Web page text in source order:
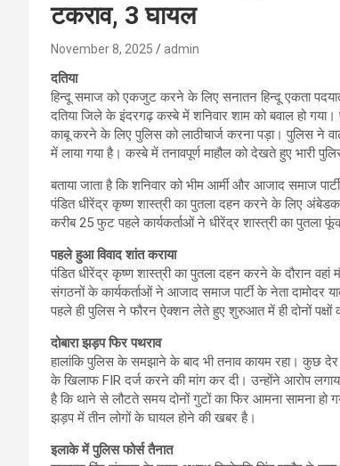
टकराव, 3 घायल
November 8, 2025 admin
दतिया
हिन्दू समाज को एकजुट करने के लिए सनातन हिन्दू एकता
दतिया जिले के इंदरगढ़ कस्बे में शनिवार शाम को बवाल हो
काबू करने के लिए पुलिस को लाठीचार्ज करना पड़ा। पुलिस ने
में लाया गया है। कस्बे में तनावपूर्ण माहौल को देखते हुए भारी
बताया जाता है कि शनिवार को भीम आर्मी और आजाद समाज
पंडित धीरेंद्र कृष्ण शास्त्री का पुतला दहन करने के लिए
करीब 25 फुट पहले कार्यकर्ताओं ने धीरेंद्र शास्त्री का पुतला
पहले हुआ विवाद शांत कराया
पंडित धीरेंद्र कृष्ण शास्त्री का पुतला दहन करने के दौरान
संगठनों के कार्यकर्ताओं ने आजाद समाज पार्टी के नेता दामोदर
पहले ही पुलिस ने फौरन ऐक्शन लेते हुए शुरुआत में ही दोनों पक्षों
दोबारा झड़प फिर पथराव
हालांकि पुलिस के समझाने के बाद भी तनाव कायम रहा। कुछ देर
के खिलाफ FIR दर्ज करने की मांग कर दी। उन्होंने आरोप
है कि थाने से लौटते समय दोनों गुटों का फिर आमना सामना
झड़प में तीन लोगों के घायल होने की खबर है।
इलाके में पुलिस फोर्स तैनात